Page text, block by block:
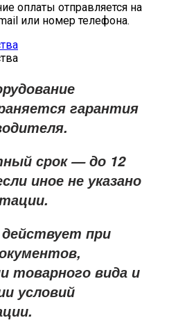
оплаты отправляется на
или номер телефона.
гарантия
.
срок — до 12
иное не указано
при
товарного вида и
условий